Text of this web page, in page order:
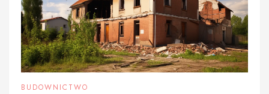
BUDOWNICTWO